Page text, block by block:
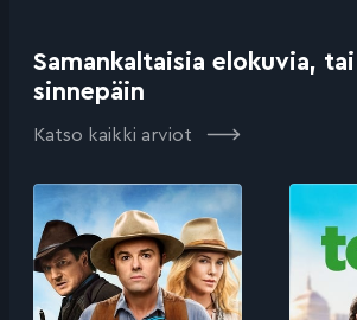
Samankaltaisia elokuvia,
sinnepäin
Katso kaikki arviot